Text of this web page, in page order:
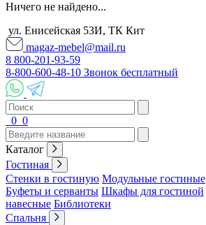
Ничего не найдено...
ул. Енисейская 53И, ТК Кит
magaz-mebel@mail.ru
8 800-201-93-59
8-800-600-48-10 Звонок бесплатный
0 0
Каталог
Гостиная
Стенки в гостиную Модульные гостиные
Буфеты и серванты Шкафы для гостиной
навесные Библиотеки
Спальня